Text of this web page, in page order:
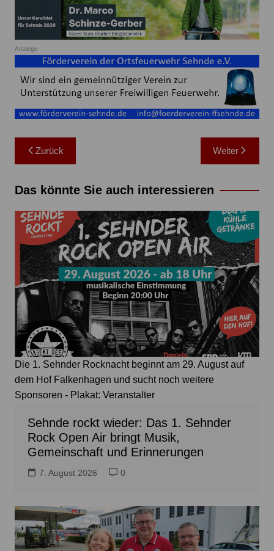
Anzeige
Beitragsnavigation
Zurück Weiter
Das könnte Sie auch interessieren
Die 1. Sehnder Rocknacht beginnt am 29. August auf
dem Hof Falkenhagen und sucht noch weitere
Sponsoren - Plakat: Veranstalter
Sehnde rockt wieder: Das 1. Sehnder
Rock Open Air bringt Musik,
Gemeinschaft und Erinnerungen
7. August 2026 0